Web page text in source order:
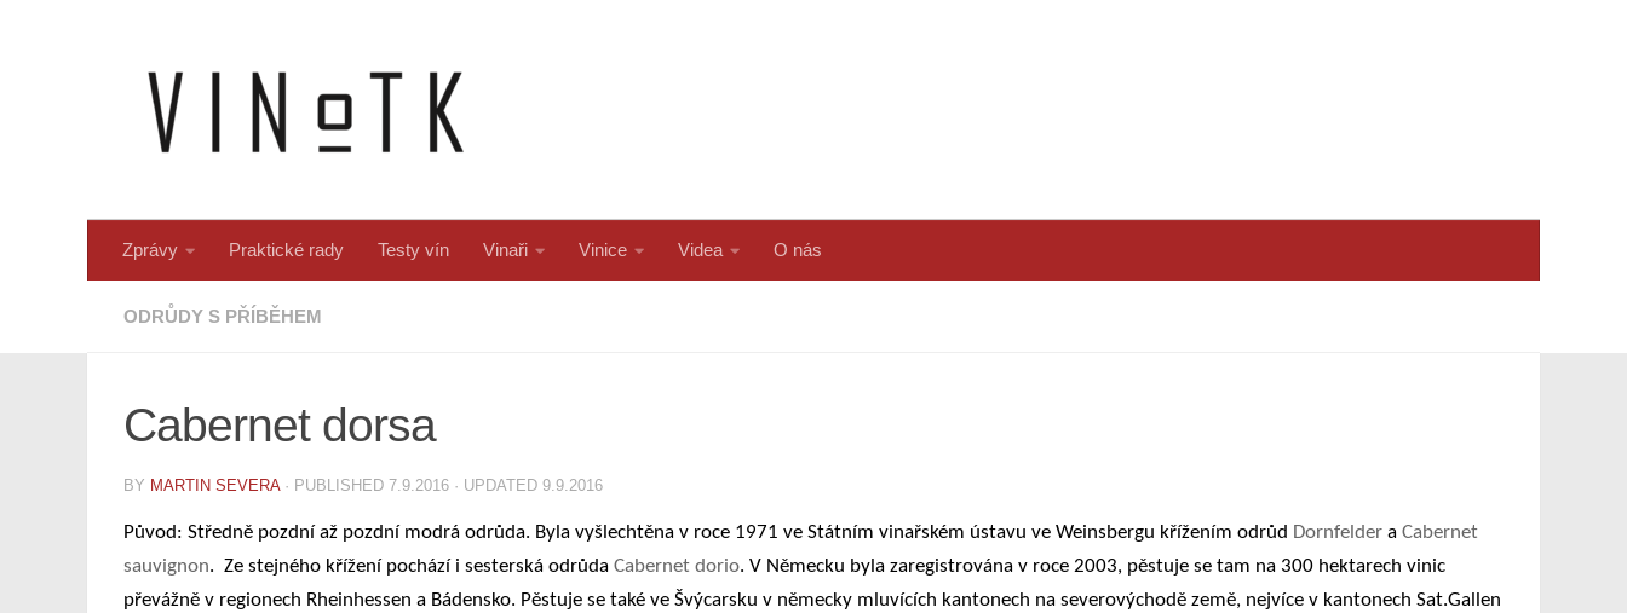
Zprávy Praktické rady Testy vín Vinaři Vinice Videa O nás
ODRŮDY S PŘÍBĚHEM
Cabernet dorsa
BY MARTIN SEVERA · PUBLISHED 7.9.2016 · UPDATED 9.9.2016
Původ: Středně pozdní až pozdní modrá odrůda. Byla vyšlechtěna v roce 1971 ve Státním vinařském ústavu ve Weinsbergu křížením odrůd Dornfelder a Cabernet
sauvignon. Ze stejného křížení pochází i sesterská odrůda Cabernet dorio. V Německu byla zaregistrována v roce 2003, pěstuje se tam na 300 hektarech vinic
převážně v regionech Rheinhessen a Bádensko. Pěstuje se také ve Švýcarsku v německy mluvících kantonech na severovýchodě země, nejvíce v kantonech Sat.Gallen